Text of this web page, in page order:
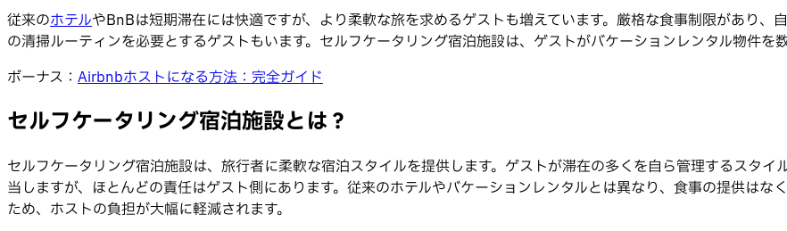
従来のホテルやBnBは短期滞在には快適ですが、より柔軟な旅を求めるゲストも増えています。厳格な食事制限があり、
の清掃ルーティンを必要とするゲストもいます。セルフケータリング宿泊施設は、ゲストがバケーションレンタル物件を
ボーナス： Airbnbホストになる方法：完全ガイド
セルフケータリング宿泊施設とは？
セルフケータリング宿泊施設は、旅行者に柔軟な宿泊スタイルを提供します。ゲストが滞在の多くを自ら管理するスタ
当しますが、ほとんどの責任はゲスト側にあります。従来のホテルやバケーションレンタルとは異なり、食事の提供はな
ため、ホストの負担が大幅に軽減されます。